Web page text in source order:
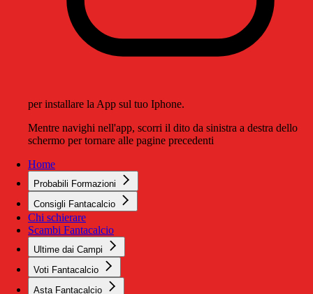
per installare la App sul tuo Iphone.
Mentre navighi nell'app, scorri il dito da sinistra a destra dello
schermo per tornare alle pagine precedenti
Home
Probabili Formazioni
Consigli Fantacalcio
Chi schierare
Scambi Fantacalcio
Ultime dai Campi
Voti Fantacalcio
Asta Fantacalcio